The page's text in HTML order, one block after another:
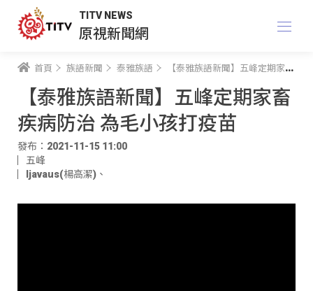
TITV NEWS
原視新聞網
首頁 族語新聞 泰雅族語 【泰雅族語新聞】五峰定期家畜疾病防治 為毛小孩打疫苗
【泰雅族語新聞】五峰定期家畜
疾病防治 為毛小孩打疫苗
發布：2021-11-15 11:00
五峰
ljavaus(楊高潔) 、